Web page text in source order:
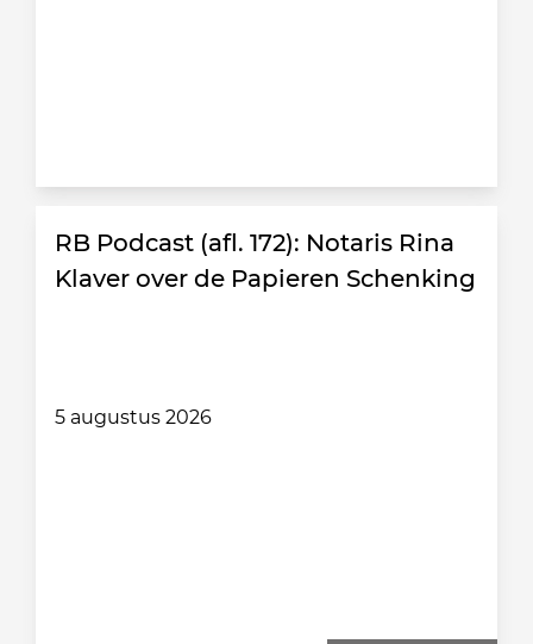
RB Podcast (afl. 172): Notaris Rina
Klaver over de Papieren Schenking
5 augustus 2026